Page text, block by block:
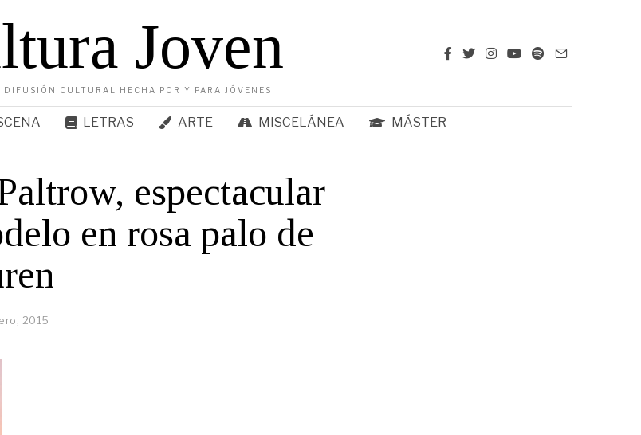
Joven
DIFUSIÓN CULTURAL HECHA POR Y PARA JÓVENES
LETRAS ARTE MISCELÁNEA MÁSTER
espectacular
en rosa palo de
2015